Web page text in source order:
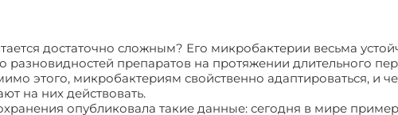
достаточно сложным? Его микробактерии весьма
разновидностей препаратов на протяжении длительного
этого, микробактериям свойственно адаптироваться, и
на них действовать.
опубликовала такие данные: сегодня в мире